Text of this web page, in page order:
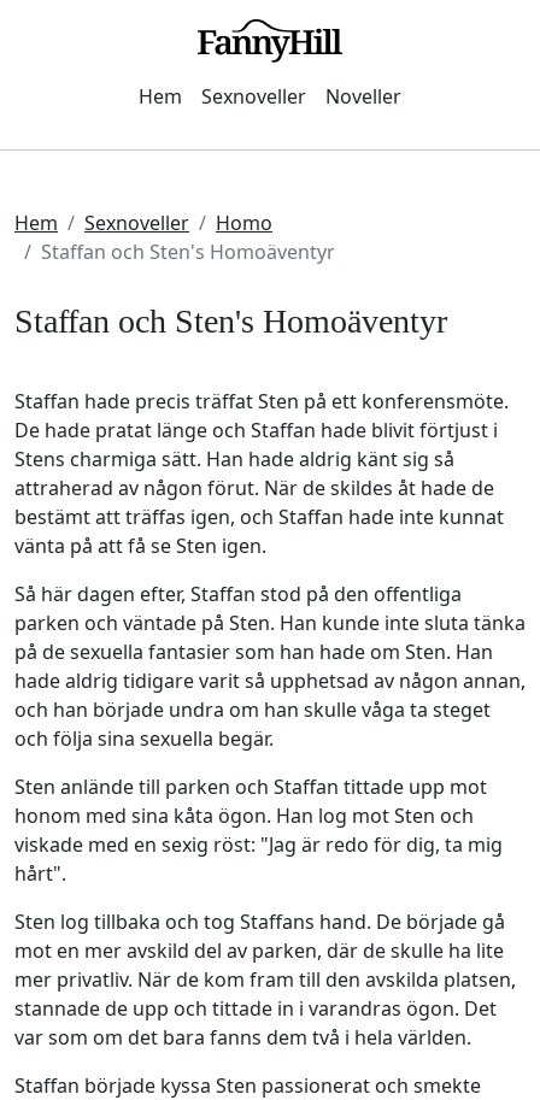
Hem Sexnoveller Noveller
Hem Sexnoveller
Homo
Staffan och Sten's Homoäventyr
Staffan och Sten's Homoäventyr
Staffan hade precis träffat Sten på ett konferensmöte.
De hade pratat länge och Staffan hade blivit förtjust i
Stens charmiga sätt. Han hade aldrig känt sig så
attraherad av någon förut. När de skildes åt hade de
bestämt att träffas igen, och Staffan hade inte kunnat
vänta på att få se Sten igen.
Så här dagen efter, Staffan stod på den offentliga
parken och väntade på Sten. Han kunde inte sluta tänka
på de sexuella fantasier som han hade om Sten. Han
hade aldrig tidigare varit så upphetsad av någon annan,
och han började undra om han skulle våga ta steget
och följa sina sexuella begär.
Sten anlände till parken och Staffan tittade upp mot
honom med sina kåta ögon. Han log mot Sten och
viskade med en sexig röst: "Jag är redo för dig, ta mig
hårt".
Sten log tillbaka och tog Staffans hand. De började gå
mot en mer avskild del av parken, där de skulle ha lite
mer privatliv. När de kom fram till den avskilda platsen,
stannade de upp och tittade in i varandras ögon. Det
var som om det bara fanns dem två i hela världen.
Staffan började kyssa Sten passionerat och smekte